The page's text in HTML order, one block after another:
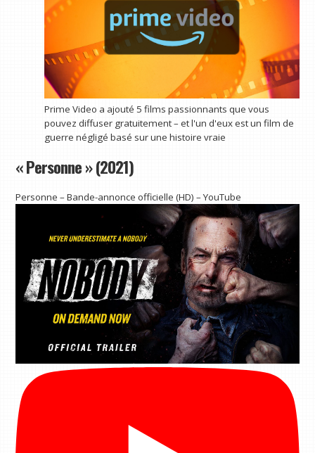
Prime Video a ajouté 5 films passionnants que vous
pouvez diffuser gratuitement – ​​et l'un d'eux est un film de
guerre négligé basé sur une histoire vraie
« Personne » (2021)
Personne – Bande-annonce officielle (HD) – YouTube